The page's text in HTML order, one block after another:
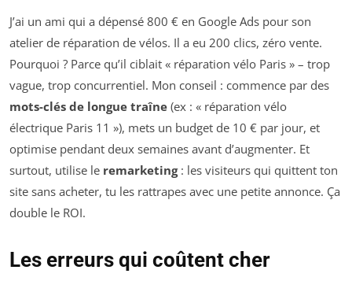
J’ai un ami qui a dépensé 800 € en Google Ads pour son
atelier de réparation de vélos. Il a eu 200 clics, zéro vente.
Pourquoi ? Parce qu’il ciblait « réparation vélo Paris » – trop
vague, trop concurrentiel. Mon conseil : commence par des
mots-clés de longue traîne (ex : « réparation vélo
électrique Paris 11 »), mets un budget de 10 € par jour, et
optimise pendant deux semaines avant d’augmenter. Et
surtout, utilise le remarketing: les visiteurs qui quittent ton
site sans acheter, tu les rattrapes avec une petite annonce. Ça
double le ROI.
Les erreurs qui coûtent cher